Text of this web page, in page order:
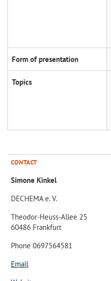
Form of presentation
Topics
CONTACT
Simone Kinkel
DECHEMA e. V.
Theodor-Heuss-Allee 25
60486 Frankfurt
Phone 0697564581
Email